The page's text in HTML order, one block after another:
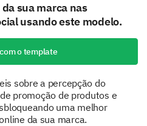
sua marca nas
usando este modelo.
o template
sobre a percepção do
promoção de produtos e
uma melhor
da sua marca.